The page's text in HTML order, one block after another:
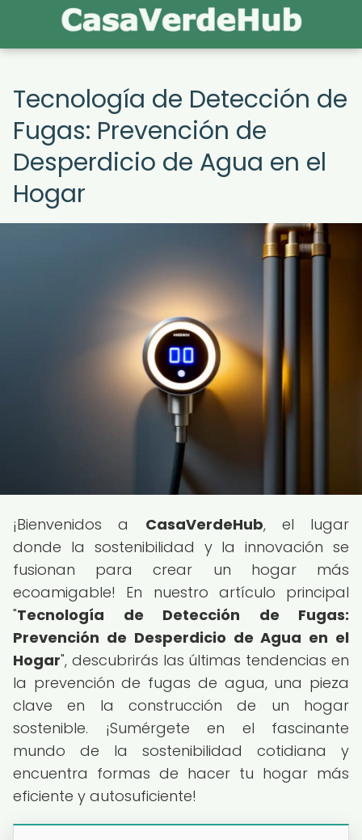
Tecnología de Detección de
Fugas: Prevención de
Desperdicio de Agua en el
Hogar
¡Bienvenidos a CasaVerdeHub, el lugar
donde la sostenibilidad y la innovación se
fusionan para crear un hogar más
ecoamigable! En nuestro artículo principal
"Tecnología de Detección de Fugas:
Prevención de Desperdicio de Agua en el
Hogar", descubrirás las últimas tendencias en
la prevención de fugas de agua, una pieza
clave en la construcción de un hogar
sostenible. ¡Sumérgete en el fascinante
mundo de la sostenibilidad cotidiana y
encuentra formas de hacer tu hogar más
eficiente y autosuficiente!